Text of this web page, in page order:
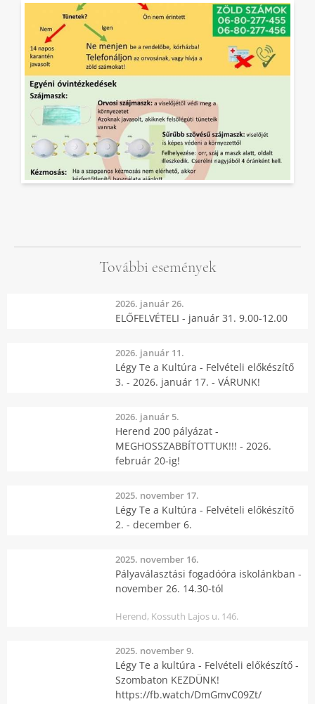
További események
2026. január 26.
ELŐFELVÉTELI - január 31. 9.00-12.00
2026. január 11.
Légy Te a Kultúra - Felvételi előkészítő
3. - 2026. január 17. - VÁRUNK!
2026. január 5.
Herend 200 pályázat -
MEGHOSSZABBÍTOTTUK!!! - 2026.
február 20-ig!
2025. november 17.
Légy Te a Kultúra - Felvételi előkészítő
2. - december 6.
2025. november 16.
Pályaválasztási fogadóóra iskolánkban -
november 26. 14.30-tól
Herend, Kossuth Lajos u. 146.
2025. november 9.
Légy Te a kultúra - Felvételi előkészítő -
Szombaton KEZDÜNK!
https://fb.watch/DmGmvC09Zt/